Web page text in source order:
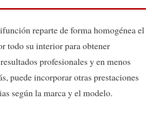
reparte de forma homogénea el
todo su interior para obtener
profesionales y en menos
puede incorporar otras prestaciones
según la marca y el modelo.